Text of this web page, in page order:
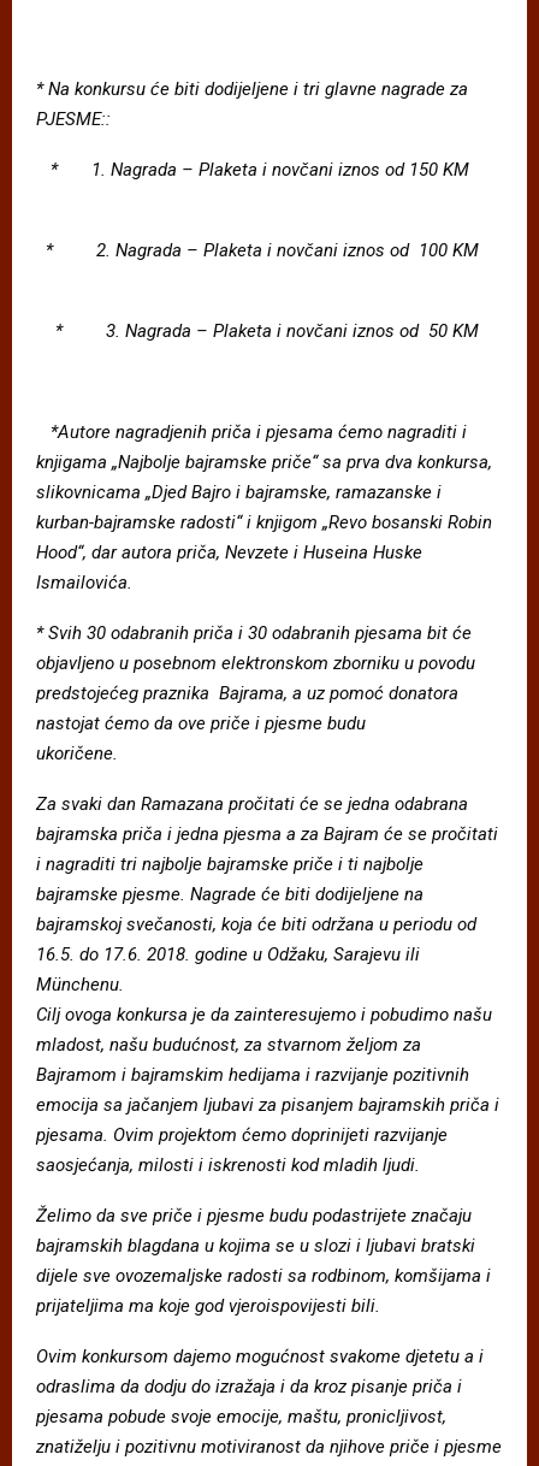
*Na konkursu ce biti dodijeljene i tri glavne nagrade za
PJESME::
* 1. Nagrada – Plaketa i novcani iznos od 150 KM
* 2. Nagrada – Plaketa i novcani iznos od 100 KM
* 3. Nagrada – Plaketa i novcani iznos od 50 KM
*Autore nagradjenih priča i pjesama ćemo nagraditi i
knjigama „Najbolje bajramske priče“ sa prva dva konkursa,
slikovnicama „Djed Bajro i bajramske, ramazanske i
kurban-bajramske radosti“i knjigom „Revo bosanski Robin
Hood“, dar autora priča, Nevzete i Huseina Huske
Ismailovića.
*Svih 30 odabranih priča i 30 odabranih pjesama bit će
objavljeno u posebnom elektronskom zborniku u povodu
predstojećeg praznika Bajrama, a uz pomoć donatora
nastojat ćemo da ove priče i pjesme budu
ukoričene.
Za svaki dan Ramazana procitati ce se jedna odabrana
bajramska prica i jedna pjesma a za Bajram ce se procitati
i nagraditi tri najbolje bajramske price i ti najbolje
bajramske pjesme. Nagrade ce biti dodijeljene na
bajramskoj svecanosti, koja ce biti održana u periodu od
16.5. do 17.6. 2018. godine u Odžaku, Sarajevu ili
Münchenu.
Cilj ovoga konkursa je da zainteresujemo i pobudimo našu
mladost, našu buducnost, za stvarnom željom za
Bajramom i bajramskim hedijama i razvijanje pozitivnih
emocija sa jacanjem ljubavi za pisanjem bajramskih prica i
pjesama. Ovim projektom cemo doprinijeti razvijanje
saosjecanja, milosti i iskrenosti kod mladih ljudi.
Želimo da sve priče i pjesme budu podastrijete značaju
bajramskih blagdana u kojima se u slozi i ljubavi bratski
dijele sve ovozemaljske radosti sa rodbinom, komšijama i
prijateljima ma koje god vjeroispovijesti bili.
Ovim konkursom dajemo mogucnost svakome djetetu a i
odraslima da dodju do izražaja i da kroz pisanje prica i
pjesama pobude svoje emocije, maštu, pronicljivost,
znatiželju i pozitivnu motiviranost da njihove price i pjesme